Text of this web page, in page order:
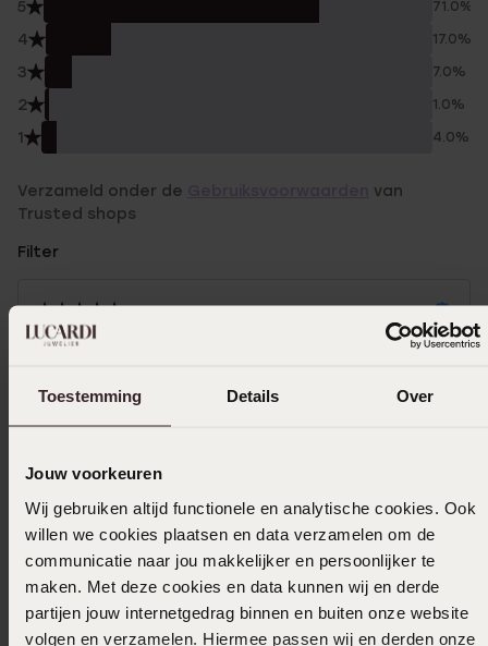
Toestemming Details Over
Jouw voorkeuren
Wij gebruiken altijd functionele en analytische cookies. Ook
willen we cookies plaatsen en data verzamelen om de
communicatie naar jou makkelijker en persoonlijker te
maken. Met deze cookies en data kunnen wij en derde
partijen jouw internetgedrag binnen en buiten onze website
volgen en verzamelen. Hiermee passen wij en derden onze
5 71.0%
4 17.0%
3 7.0%
2 1.0%
1 4.0%
Verzameld onder de
van
Trusted shops
Filter
08-05-2026 - J F.
01-04-2026 - Femmy H.
Toon meer